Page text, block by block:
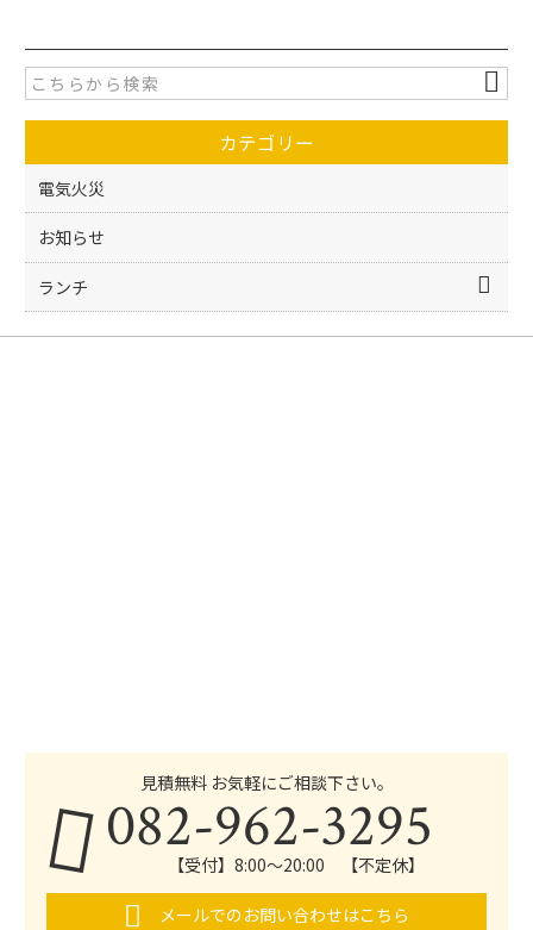
e
b
o
o
k
er
カテゴリー
電気火災
お知らせ
ランチ
見積無料 お気軽にご相談下さい。
082-962-3295
【受付】8:00～20:00 【不定休】
メールでのお問い合わせはこちら